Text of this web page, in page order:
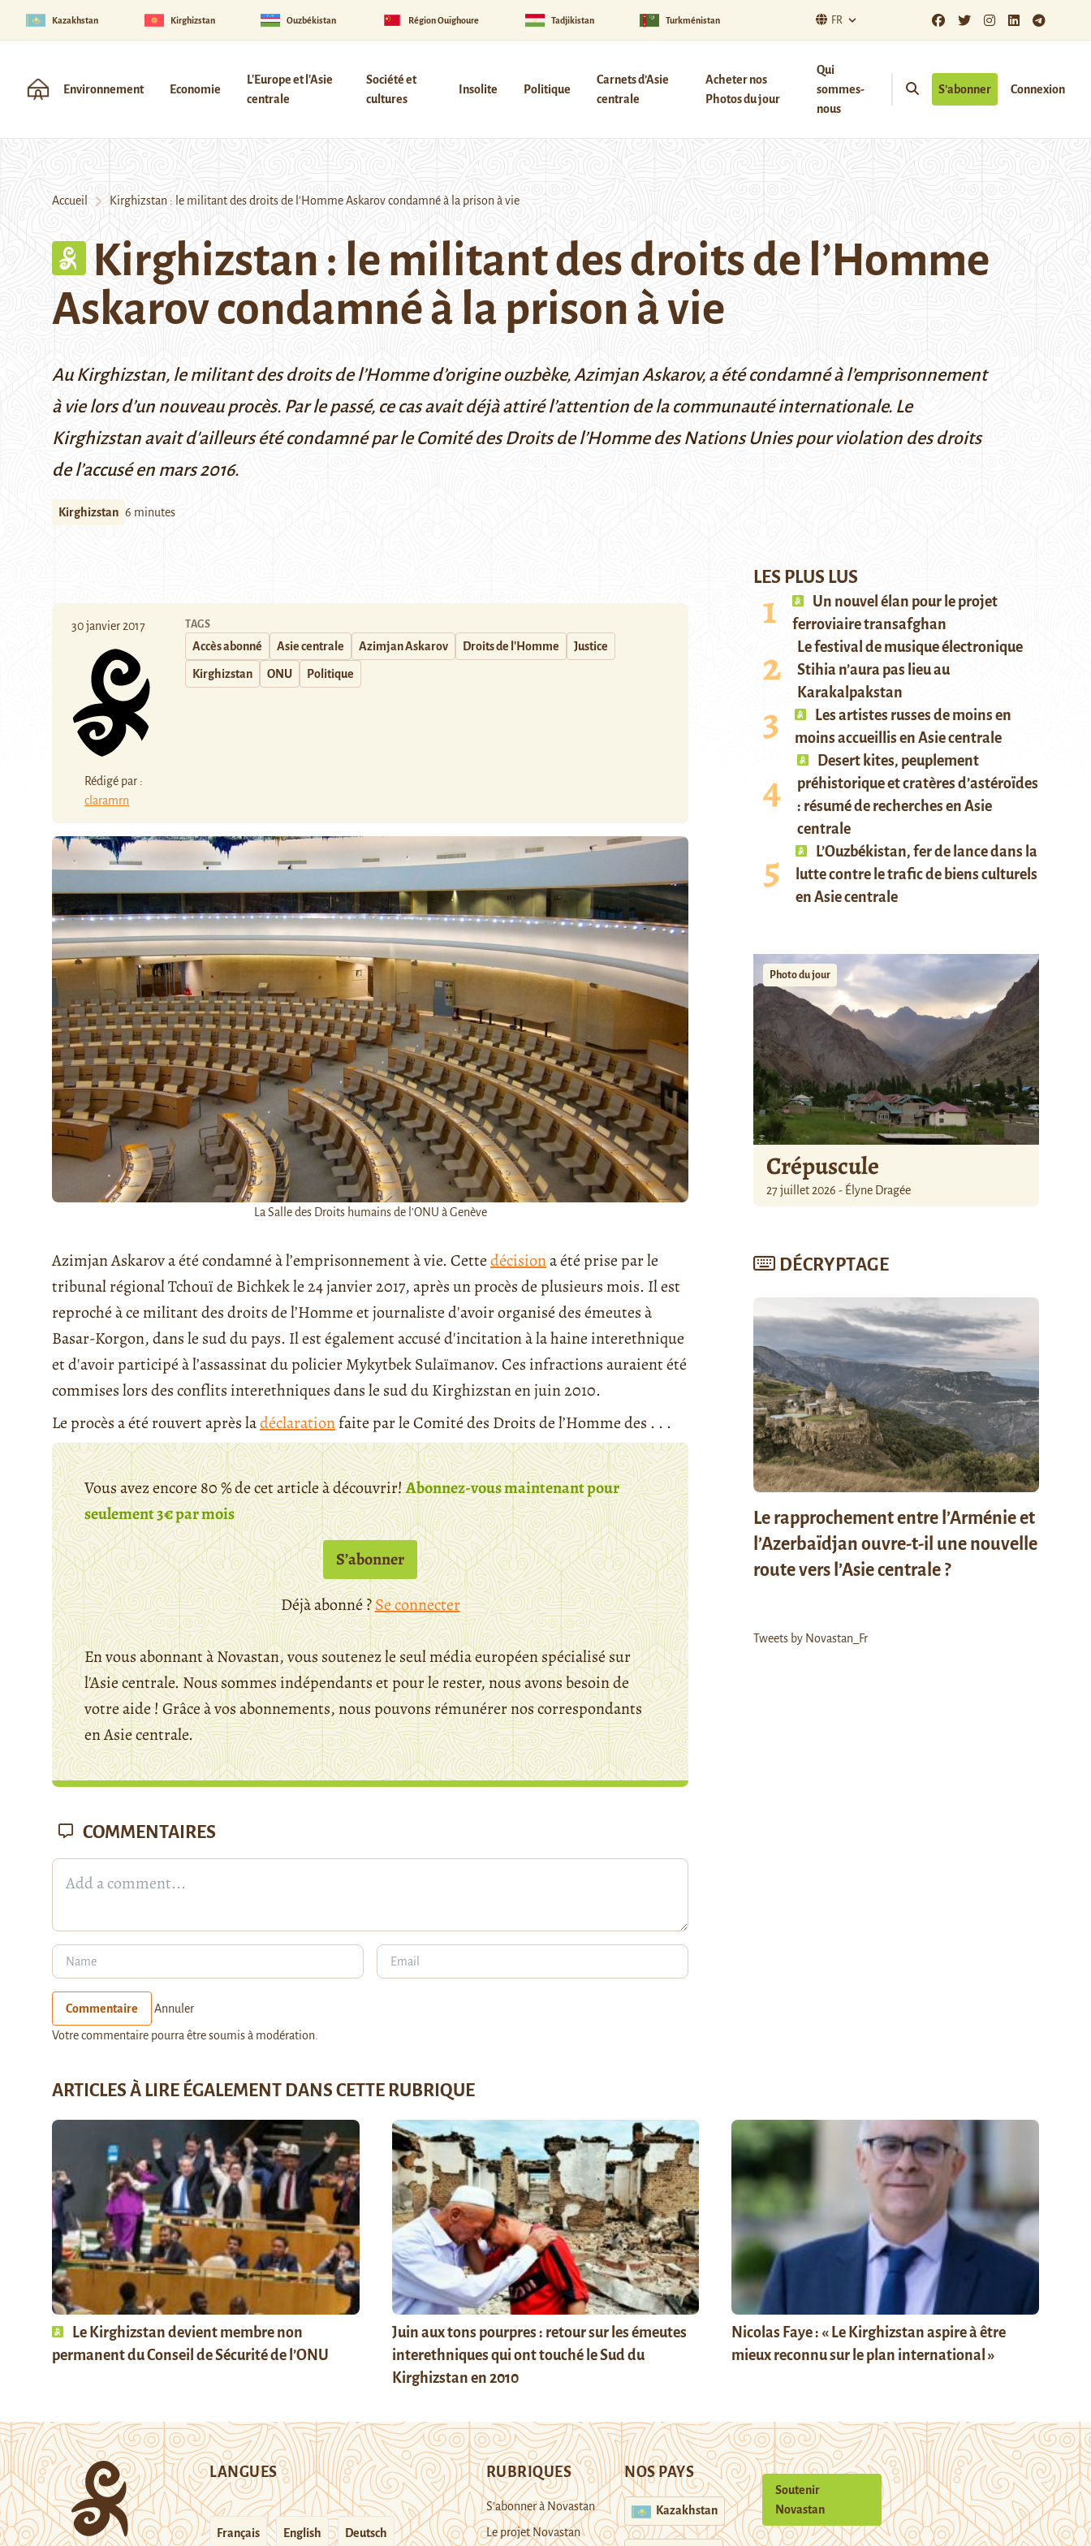
Kazakhstan Kirghizstan Ouzbékistan Région Ouïghoure Tadjikistan Turkménistan FR
Environnement Economie
L'Europe et l'Asie
centrale
Société et
cultures
Insolite Politique
Carnets d’Asie
centrale
Acheter nos
Photos du jour
Qui
sommes-
nous
S’abonner Connexion
Accueil Kirghizstan : le militant des droits de l’Homme Askarov condamné à la prison à vie
Kirghizstan : le militant des droits de l’Homme
Askarov condamné à la prison à vie
Au Kirghizstan, le militant des droits de l’Homme d’origine ouzbèke, Azimjan Askarov, a été condamné à l’emprisonnement
à vie lors d’un nouveau procès. Par le passé, ce cas avait déjà attiré l’attention de la communauté internationale. Le
Kirghizstan avait d'ailleurs été condamné par le Comité des Droits de l’Homme des Nations Unies pour violation des droits
de l’accusé en mars 2016.
Kirghizstan 6 minutes
30 janvier 2017
Rédigé par :
claramrn
TAGS
Accès abonné Asie centrale Azimjan Askarov Droits de l'Homme Justice
Kirghizstan ONU Politique
La Salle des Droits humains de l'ONU à Genève
Azimjan Askarov a été condamné à l’emprisonnement à vie. Cettedécisiona été prise par le
tribunal régional Tchouï de Bichkek le 24 janvier 2017, après un procès de plusieurs mois. Il est
reproché à ce militant des droits de l’Homme et journaliste d'avoir organisé des émeutes à
Basar-Korgon, dans le sud du pays. Il est également accusé d'incitation à la haine interethnique
et d'avoir participé à l’assassinat du policier Mykytbek Sulaïmanov. Ces infractions auraient été
commises lors des conflits interethniques dans le sud du Kirghizstan en juin 2010.
Le procès a été rouvert après ladéclarationfaite par le Comité des Droits de l’Homme des . . .
Vous avez encore 80 % de cet article à découvrir!Abonnez-vous maintenant pour
seulement 3€ par mois
S’abonner
Déjà abonné ?Se connecter
En vous abonnant à Novastan, vous soutenez le seul média européen spécialisé sur
l'Asie centrale. Nous sommes indépendants et pour le rester, nous avons besoin de
votre aide ! Grâce à vos abonnements, nous pouvons rémunérer nos correspondants
en Asie centrale.
LES PLUS LUS
Un nouvel élan pour le projet
ferroviaire transafghan
Le festival de musique électronique
Stihia n’aura pas lieu au
Karakalpakstan
Les artistes russes de moins en
moins accueillis en Asie centrale
Desert kites, peuplement
préhistorique et cratères d’astéroïdes
: résumé de recherches en Asie
centrale
L’Ouzbékistan, fer de lance dans la
lutte contre le trafic de biens culturels
en Asie centrale
Photo du jour
Crépuscule
27 juillet 2026 - Élyne Dragée
DÉCRYPTAGE
Le rapprochement entre l’Arménie et
l’Azerbaïdjan ouvre-t-il une nouvelle
route vers l’Asie centrale ?
Tweets by Novastan_Fr
COMMENTAIRES
Commentaire Annuler
Votre commentaire pourra être soumis à modération.
ARTICLES À LIRE ÉGALEMENT DANS CETTE RUBRIQUE
Le Kirghizstan devient membre non
permanent du Conseil de Sécurité de l’ONU
Juin aux tons pourpres : retour sur les émeutes
interethniques qui ont touché le Sud du
Kirghizstan en 2010
Nicolas Faye : « Le Kirghizstan aspire à être
mieux reconnu sur le plan international »
LANGUES
Français English Deutsch
RUBRIQUES
S’abonner à Novastan
Le projet Novastan
NOS PAYS
Kazakhstan
Soutenir
Novastan